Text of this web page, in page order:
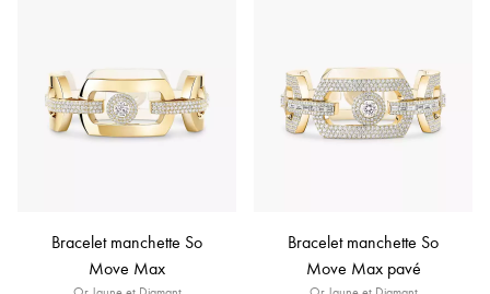
Bracelet manchette So
Move Max
Bracelet manchette So
Move Max pavé